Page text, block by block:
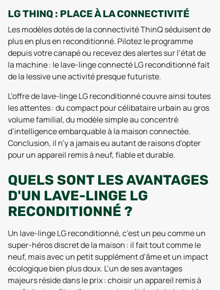
LG THINQ : PLACE À LA CONNECTIVITÉ
Les modèles dotés de la connectivité ThinQ séduisent de
plus en plus en reconditionné. Pilotez le programme
depuis votre canapé ou recevez des alertes sur l’état de
la machine : le lave-linge connecté LG reconditionné fait
de la lessive une activité presque futuriste.
L’offre de lave-linge LG reconditionné couvre ainsi toutes
les attentes : du compact pour célibataire urbain au gros
volume familial, du modèle simple au concentré
d’intelligence embarquable à la maison connectée.
Conclusion, il n’y a jamais eu autant de raisons d’opter
pour un appareil remis à neuf, fiable et durable.
QUELS SONT LES AVANTAGES
D'UN LAVE-LINGE LG
RECONDITIONNÉ ?
Un lave-linge LG reconditionné, c’est un peu comme un
super-héros discret de la maison : il fait tout comme le
neuf, mais avec un petit supplément d’âme et un impact
écologique bien plus doux. L’un de ses avantages
majeurs réside dans le prix : choisir un appareil remis à